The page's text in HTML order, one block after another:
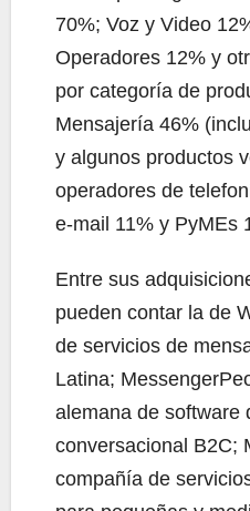
70%; Voz y Video
Operadores 12% y
por categoría de
Mensajería 46%
y algunos productos
operadores de
e-mail 11% y PyMEs
Entre sus
pueden contar la de
de servicios de
Latina;
alemana de software
conversacional B2C;
compañía de